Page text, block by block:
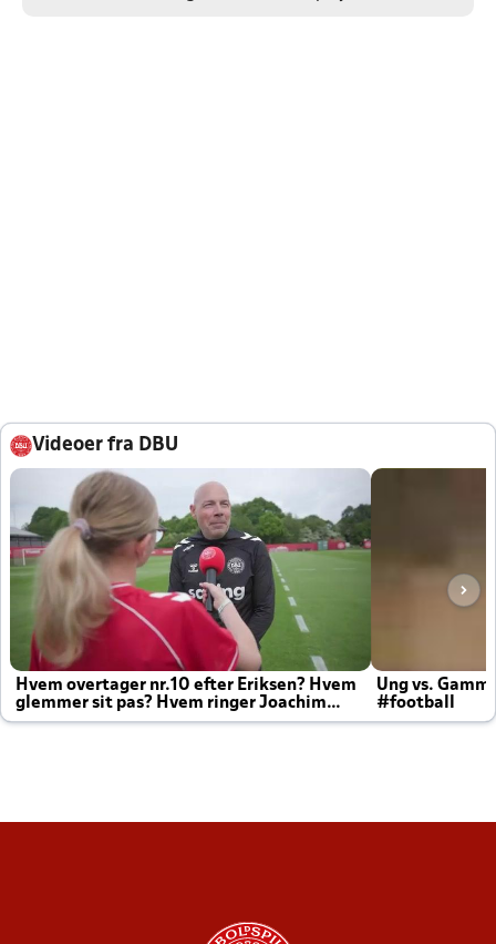
Videoer fra DBU
Hvem overtager nr.10 efter Eriksen? Hvem
glemmer sit pas? Hvem ringer Joachim
altid til efter kampe?
Ung vs.
#football